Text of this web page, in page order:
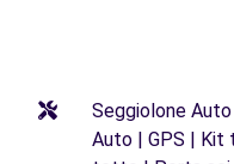
Seggiolone
Auto | GPS | Kit